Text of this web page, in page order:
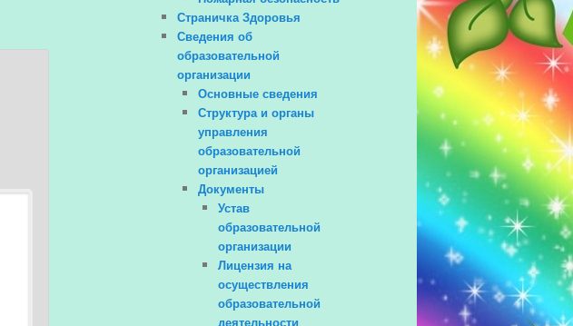
Страничка Здоровья
Сведения об
образовательной
организации
Основные сведения
Структура и органы
управления
образовательной
организацией
Документы
Устав
образовательной
организации
Лицензия на
осуществления
образовательной
деятельности